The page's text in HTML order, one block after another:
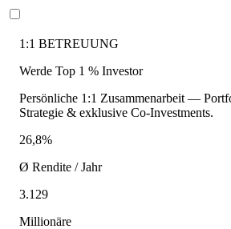
1:1 BETREUUNG
Werde Top 1 % Investor
Persönliche 1:1 Zusammenarbeit —
Strategie & exklusive Co-Investments.
26,8%
Ø Rendite / Jahr
3.129
Millionäre